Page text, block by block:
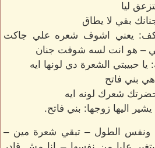
ليا
بقي لا يطاق
بكف: يعني اشوف شعره علي جاكت
– هو انت لسه شوفت جنان
يا حبيبتي الشعرة دي لونها ايه
بني فاتح
شعرك لونه ايه
اليها زوجها: بني فاتح.
ونفس الطول – تبقي شعرة مين –